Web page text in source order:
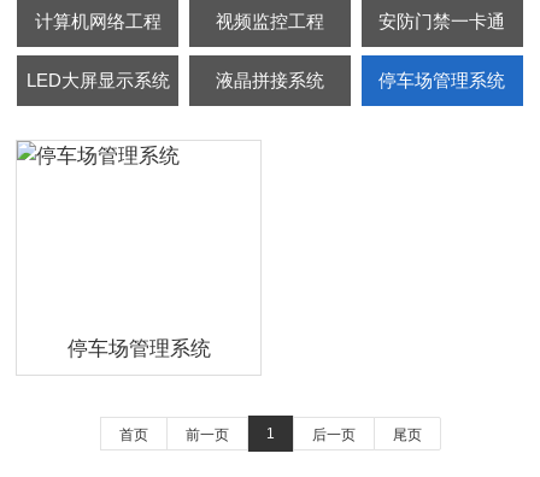
计算机网络工程 视频监控工程 安防门禁一卡通
LED大屏显示系统 液晶拼接系统 停车场管理系统
停车场管理系统
首页 前一页 1 后一页 尾页